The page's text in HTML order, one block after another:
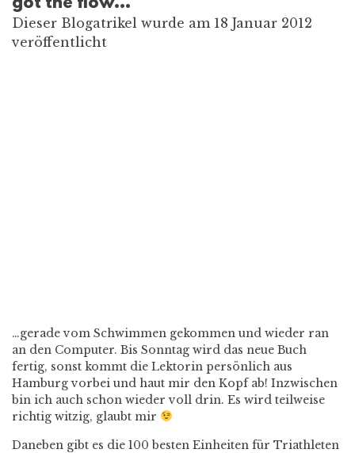
Dieser Blogatrikel wurde am 18 Januar 2012
veröffentlicht
…gerade vom Schwimmen gekommen und wieder ran
an den Computer. Bis Sonntag wird das neue Buch
fertig, sonst kommt die Lektorin persönlich aus
Hamburg vorbei und haut mir den Kopf ab! Inzwischen
bin ich auch schon wieder voll drin. Es wird teilweise
richtig witzig, glaubt mir
Daneben gibt es die 100 besten Einheiten für Triathleten